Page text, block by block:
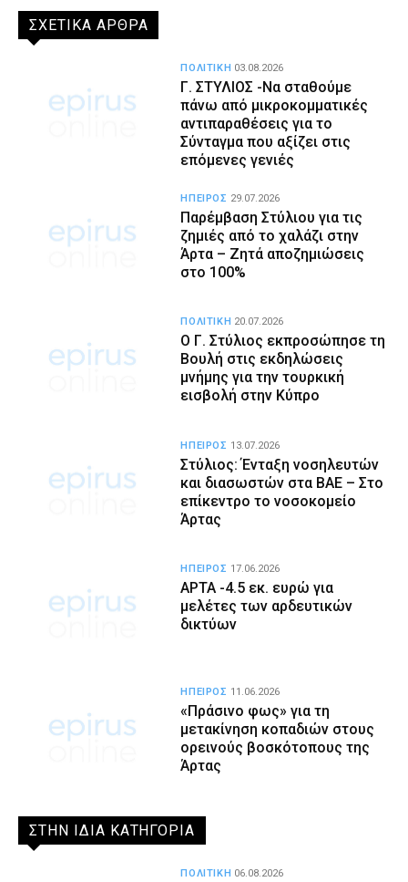
ΣΧΕΤΙΚΑ ΑΡΘΡΑ
Γ. ΣΤΥΛΙΟΣ -Να σταθούμε
πάνω από μικροκομματικές
αντιπαραθέσεις για το
Σύνταγμα που αξίζει στις
επόμενες γενιές
ΠΟΛΙΤΙΚΗ 03.08.2026
Παρέμβαση Στύλιου για τις
ζημιές από το χαλάζι στην
Άρτα – Ζητά αποζημιώσεις
στο 100%
ΗΠΕΙΡΟΣ 29.07.2026
Ο Γ. Στύλιος εκπροσώπησε τη
Βουλή στις εκδηλώσεις
μνήμης για την τουρκική
εισβολή στην Κύπρο
ΠΟΛΙΤΙΚΗ 20.07.2026
Στύλιος: Ένταξη νοσηλευτών
και διασωστών στα ΒΑΕ – Στο
επίκεντρο το νοσοκομείο
Άρτας
ΗΠΕΙΡΟΣ 13.07.2026
ΑΡΤΑ -4.5 εκ. ευρώ για
μελέτες των αρδευτικών
δικτύων
ΗΠΕΙΡΟΣ 17.06.2026
«Πράσινο φως» για τη
μετακίνηση κοπαδιών στους
ορεινούς βοσκότοπους της
Άρτας
ΗΠΕΙΡΟΣ 11.06.2026
ΣΤΗΝ ΙΔΙΑ ΚΑΤΗΓΟΡΙΑ
ΠΟΛΙΤΙΚΗ 06.08.2026